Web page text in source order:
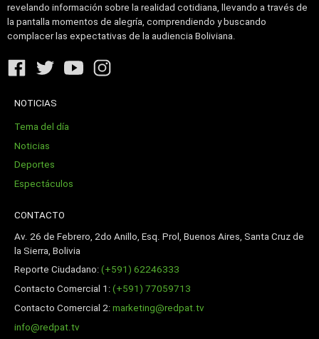
revelando información sobre la realidad cotidiana, llevando a través de
la pantalla momentos de alegría, comprendiendo y buscando
complacer las expectativas de la audiencia Boliviana.
NOTICIAS
Tema del día
Noticias
Deportes
Espectáculos
CONTACTO
Av. 26 de Febrero, 2do Anillo, Esq. Prol, Buenos Aires, Santa Cruz de
la Sierra, Bolivia
Reporte Ciudadano:(+591) 62246333
Contacto Comercial 1:(+591) 77059713
Contacto Comercial 2:marketing@redpat.tv
info@redpat.tv